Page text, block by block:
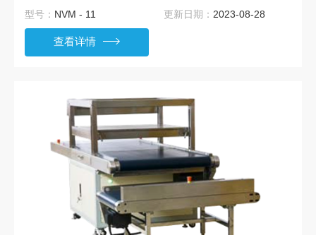
是否携带放射性物质。当探测到放射性物质超标时，仪器自动
测，测量时本底自动扣除，效率自动标定等功能。采用不锈钢
结构，特殊表面涂装工艺，耐腐蚀。
型号： NVM - 11 更新日期： 2023-08-28
查看详情